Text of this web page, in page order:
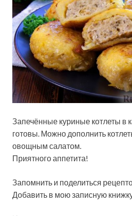
Запечённые куриные котлеты в
готовы. Можно дополнить
овощным салатом.
Приятного аппетита!
Запомнить и поделиться
Добавить в мою записную